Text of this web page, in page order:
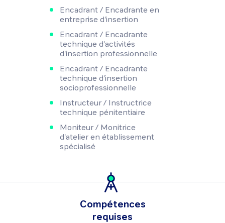
Encadrant / Encadrante en
entreprise d'insertion
Encadrant / Encadrante
technique d'activités
d'insertion professionnelle
Encadrant / Encadrante
technique d'insertion
socioprofessionnelle
Instructeur / Instructrice
technique pénitentiaire
Moniteur / Monitrice
d'atelier en établissement
spécialisé
Compétences
requises